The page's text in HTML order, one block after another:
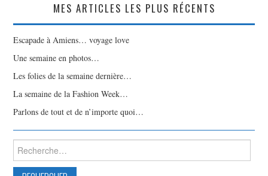
MES ARTICLES LES PLUS RÉCENTS
Escapade à Amiens… voyage love
Une semaine en photos…
Les folies de la semaine dernière…
La semaine de la Fashion Week…
Parlons de tout et de n’importe quoi…
Rechercher :